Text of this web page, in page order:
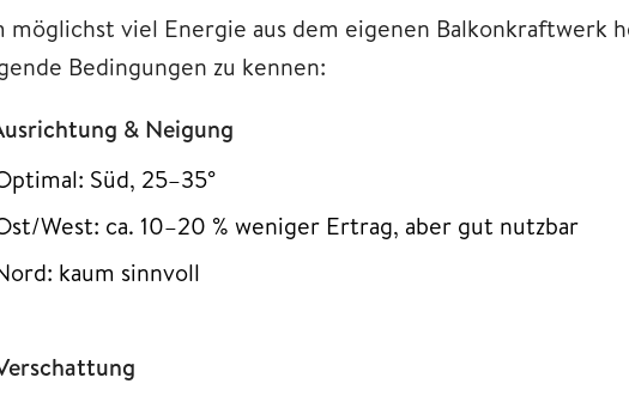
möglichst viel Energie aus dem eigenen Balkonkraftwerk
Bedingungen zu kennen:
& Neigung
Süd, 25–35°
West: ca. 10–20 % weniger Ertrag, aber gut nutzbar
kaum sinnvoll